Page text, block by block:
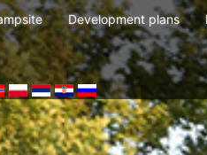
Development plans